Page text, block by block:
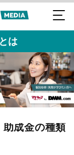
は
助成金の種類